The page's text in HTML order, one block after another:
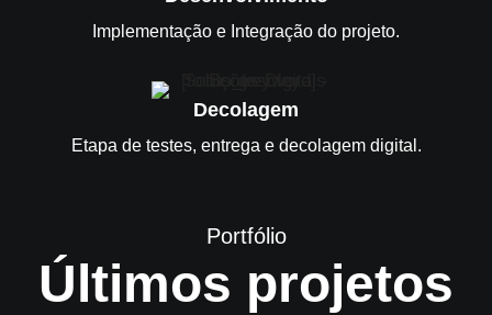
Implementação e Integração do projeto.
Decolagem
Etapa de testes, entrega e decolagem digital.
Portfólio
Últimos projetos